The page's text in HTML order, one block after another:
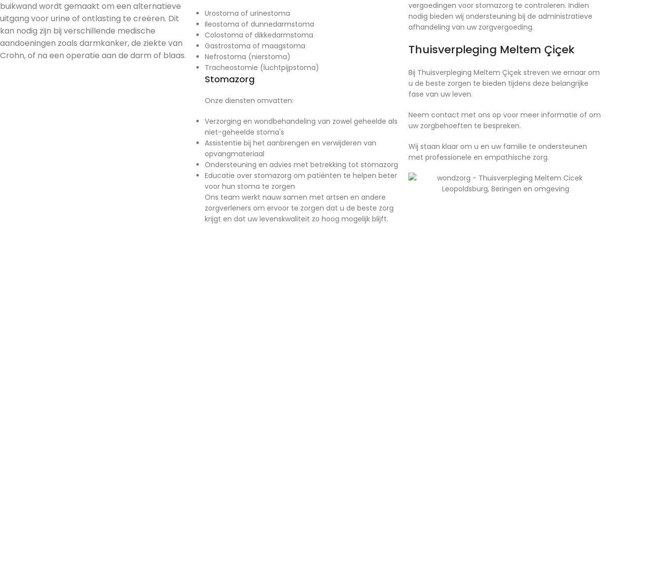
buikwand wordt gemaakt om een alternatieve
uitgang voor urine of ontlasting te creëren. Dit
kan nodig zijn bij verschillende medische
aandoeningen zoals darmkanker, de ziekte van
Crohn, of na een operatie aan de darm of blaas.
Urostoma of urinestoma
Ileostoma of dunnedarmstoma
Colostoma of dikkedarmstoma
Gastrostoma of maagstoma
Nefrostoma (nierstoma)
Tracheostomie (luchtpijpstoma)
Stomazorg
Onze diensten omvatten:
Verzorging en wondbehandeling van zowel geheelde als
niet-geheelde stoma's
Assistentie bij het aanbrengen en verwijderen van
opvangmateriaal
Ondersteuning en advies met betrekking tot stomazorg
Educatie over stomazorg om patiënten te helpen beter
voor hun stoma te zorgen
Ons team werkt nauw samen met artsen en andere
zorgverleners om ervoor te zorgen dat u de beste zorg
krijgt en dat uw levenskwaliteit zo hoog mogelijk blijft.
vergoedingen voor stomazorg te controleren. Indien
nodig bieden wij ondersteuning bij de administratieve
afhandeling van uw zorgvergoeding.
Thuisverpleging Meltem Çiçek
Bij Thuisverpleging Meltem Çiçek streven we ernaar om
u de beste zorgen te bieden tijdens deze belangrijke
fase van uw leven.
Neem contact met ons op voor meer informatie of om
uw zorgbehoeften te bespreken.
Wij staan klaar om u en uw familie te ondersteunen
met professionele en empathische zorg.